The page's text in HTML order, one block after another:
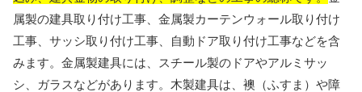
属製の建具取り付け工事、金属製カーテンウォール取り付け
工事、サッシ取り付け工事、自動ドア取り付け工事などを含
みます。金属製建具には、スチール製のドアやアルミサッ
シ、ガラスなどがあります。木製建具は、襖（ふすま）や障